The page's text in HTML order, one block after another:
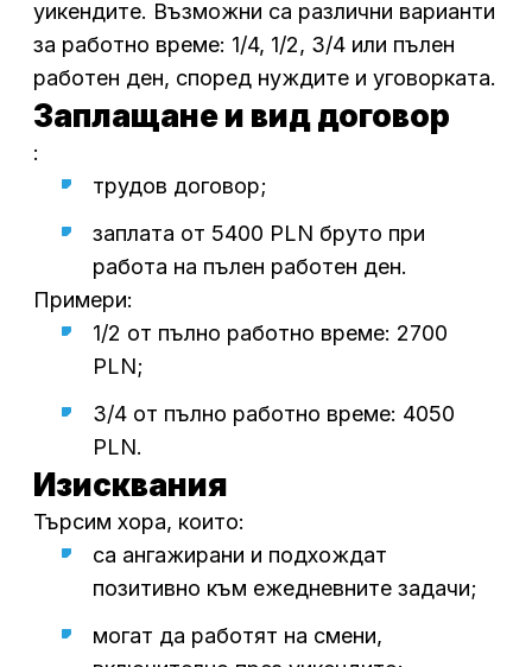
уикендите. Възможни са различни варианти
за работно време: 1/4, 1/2, 3/4 или пълен
работен ден, според нуждите и уговорката.
Заплащане и вид договор
:
трудов договор;
заплата от 5400 PLN бруто при
работа на пълен работен ден.
Примери:
1/2 от пълно работно време: 2700
PLN;
3/4 от пълно работно време: 4050
PLN.
Изисквания
Търсим хора, които:
са ангажирани и подхождат
позитивно към ежедневните задачи;
могат да работят на смени,